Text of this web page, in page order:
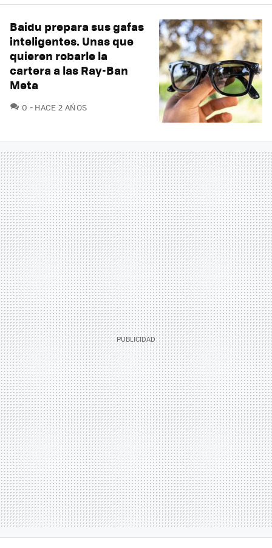
Baidu prepara sus gafas
inteligentes. Unas que
quieren robarle la
cartera a las Ray-Ban
Meta
0 COMENTARIOS
HACE 2 AÑOS